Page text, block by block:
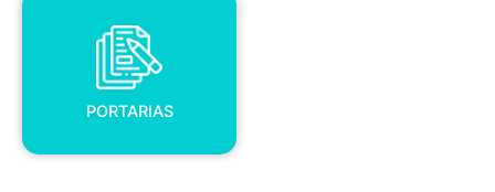
PORTARIAS
PORTARIAS